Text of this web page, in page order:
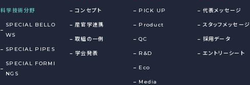
科学技術分野
SPECIAL BELLO
WS
SPECIAL PIPES
SPECIAL FORMI
NGS
コンセプト
産官学連携
取組の一例
学会発表
PICK UP
Product
QC
R&D
Eco
Media
代表メッセージ
スタッフメッセージ
採用データ
エントリーシート